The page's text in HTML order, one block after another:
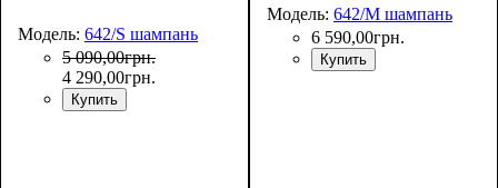
Модель: 642/S шампань
5 090,00грн.
4 290,00грн.
Купить
Модель: 642/M шампань
6 590,00грн.
Купить